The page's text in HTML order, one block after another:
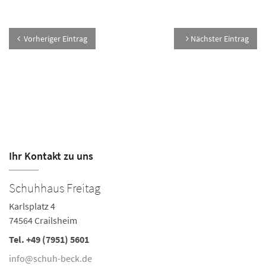
Vorheriger Eintrag Nächster Eintrag
Ihr Kontakt zu uns
Schuhhaus Freitag
Karlsplatz 4
74564 Crailsheim
Tel. +49 (7951) 5601
info@schuh-beck.de